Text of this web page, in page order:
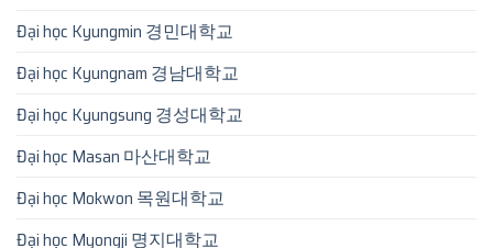
Đại học Kyungmin 경민대학교
Đại học Kyungnam 경남대학교
Đại học Kyungsung 경성대학교
Đại học Masan 마산대학교
Đại học Mokwon 목원대학교
Đại học Myongji 명지대학교